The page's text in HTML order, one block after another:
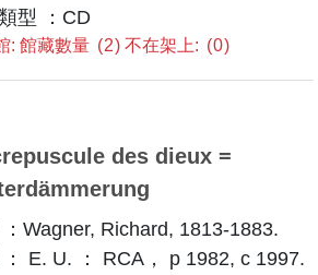
型 ：CD
: 館藏數量 2 不在架上: 0
des dieux =
Wagner, Richard, 1813-1883.
E. U. ： RCA， p 1982, c 1997.